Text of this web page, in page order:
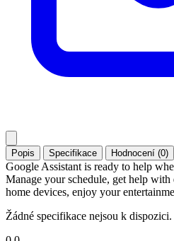
Popis Specifikace Hodnocení (0)
Google Assistant is ready to help
Manage your schedule, get help
home devices, enjoy your
Žádné specifikace nejsou k dispozici.